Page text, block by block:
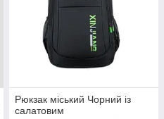
Рюкзак міський Чорний із
салатовим